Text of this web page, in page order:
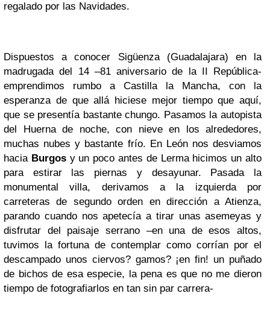
regalado por las Navidades.
Dispuestos a conocer Sigüenza (Guadalajara) en la
madrugada del 14 –81 aniversario de la II República-
emprendimos rumbo a Castilla la Mancha, con la
esperanza de que allá hiciese mejor tiempo que aquí,
que se presentía bastante chungo. Pasamos la autopista
del Huerna de noche, con nieve en los alrededores,
muchas nubes y bastante frío. En León nos desviamos
hacia Burgosy un poco antes de Lerma hicimos un alto
para estirar las piernas y desayunar. Pasada la
monumental villa, derivamos a la izquierda por
carreteras de segundo orden en dirección a Atienza,
parando cuando nos apetecía a tirar unas asemeyas y
disfrutar del paisaje serrano –en una de esos altos,
tuvimos la fortuna de contemplar como corrían por el
descampado unos ciervos? gamos? ¡en fin! un puñado
de bichos de esa especie, la pena es que no me dieron
tiempo de fotografiarlos en tan sin par carrera-